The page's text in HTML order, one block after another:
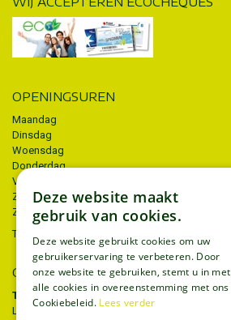
OPENINGSUREN
Maandag
Dinsdag
Woensdag
Donderdag
Vrijdag
Zaterdag
Zondag
Toon alle openingstijden
CONTACT
Tuincentrum Thiels
Liersesteenweg 68
Deze website maakt
gebruik van cookies.
Deze website gebruikt cookies om uw
gebruikerservaring te verbeteren. Door
onze website te gebruiken, stemt u in met
alle cookies in overeenstemming met ons
Cookiebeleid. Lees verder